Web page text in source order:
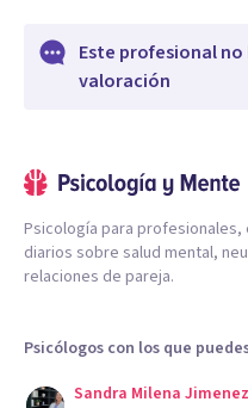
Este profesional
valoración
Psicología para
diarios sobre salud mental,
relaciones de pareja.
Psicólogos con los que
Sandra Milena